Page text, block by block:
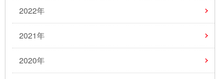
2022年
2021年
2020年